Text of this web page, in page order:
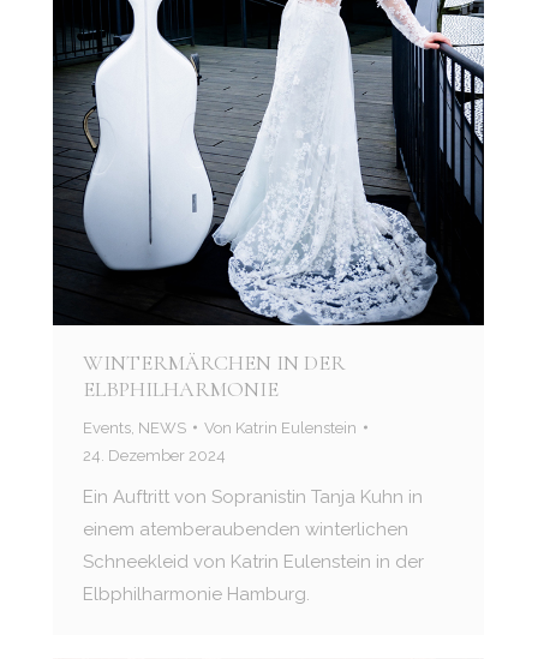
WINTERMÄRCHEN IN DER
ELBPHILHARMONIE
Events, NEWS Von Katrin Eulenstein
24. Dezember 2024
Ein Auftritt von Sopranistin Tanja Kuhn in
einem atemberaubenden winterlichen
Schneekleid von Katrin Eulenstein in der
Elbphilharmonie Hamburg.